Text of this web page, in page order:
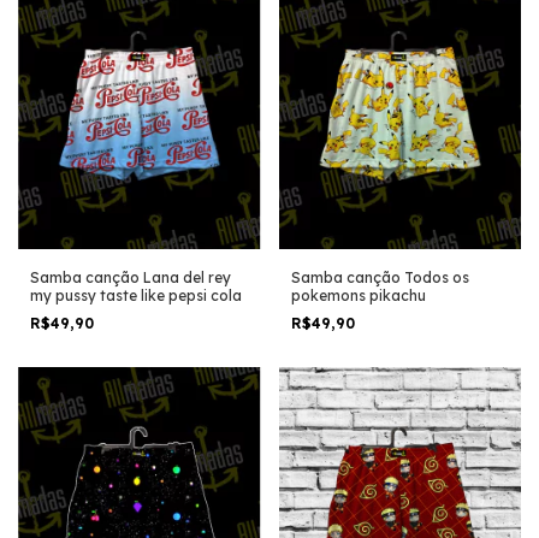
Samba canção Lana del rey
my pussy taste like pepsi cola
R$49,90
Samba canção Todos os
pokemons pikachu
R$49,90